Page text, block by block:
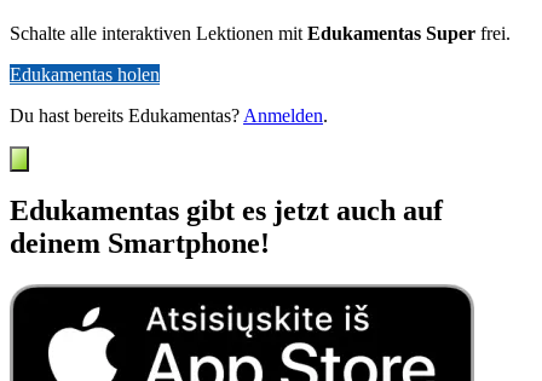
Schalte alle interaktiven Lektionen mit Edukamentas Super frei.
Edukamentas holen
Du hast bereits Edukamentas? Anmelden.
Edukamentas gibt es jetzt auch auf
deinem Smartphone!